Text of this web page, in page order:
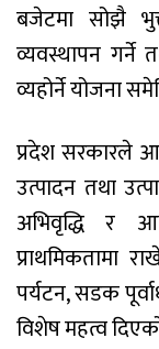
बजेटमा सोझै
व्यवस्थापन गर्ने
व्यहोर्ने योजना
प्रदेश सरकारले
उत्पादन तथा
अभिवृद्धि र
प्राथमिकतामा
पर्यटन, सडक
विशेष महत्व